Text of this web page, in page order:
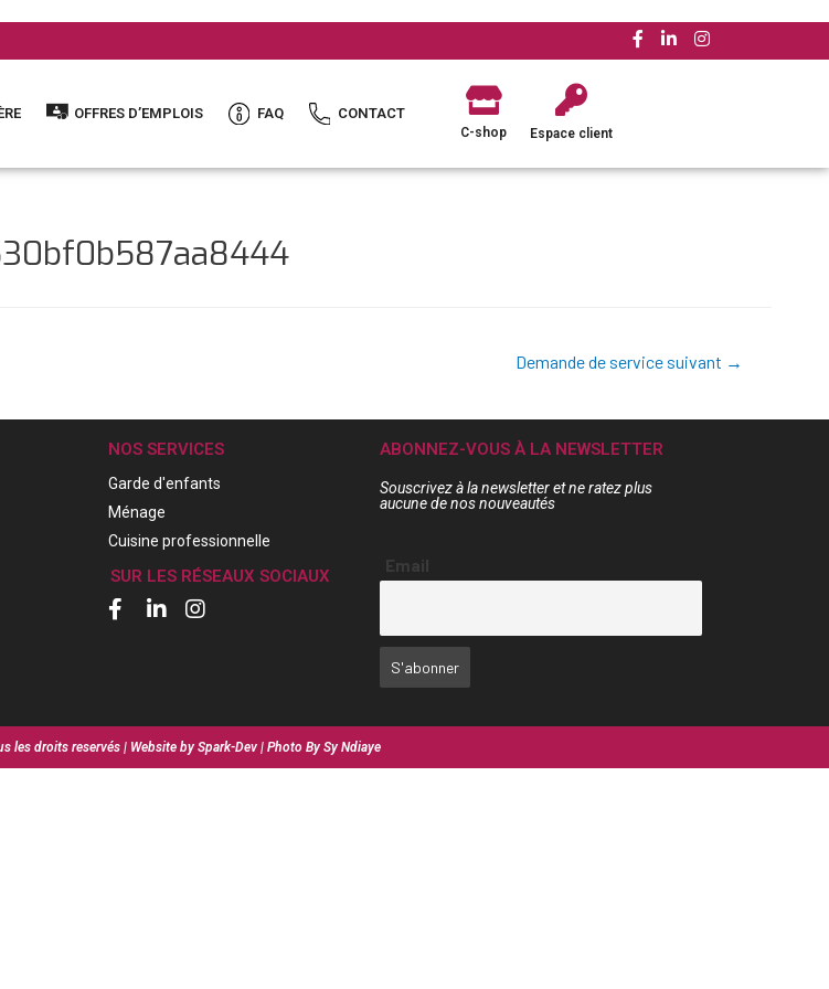
OFFRES D’EMPLOIS FAQ CONTACT
C-shop Espace client
Demande de service suivant →
NOS SERVICES
Garde d'enfants
Ménage
Cuisine professionnelle
SUR LES RÉSEAUX SOCIAUX
ABONNEZ-VOUS À LA NEWSLETTER
Souscrivez à la newsletter et ne ratez plus
aucune de nos nouveautés
Email
droits reservés | Website by Spark-Dev | Photo By Sy Ndiaye